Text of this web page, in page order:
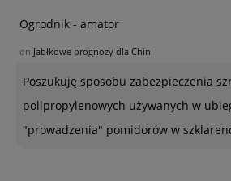
Ogrodnik - amator
on Jabłkowe prognozy dla Chin
Poszukuję sposobu zabezpieczenia
polipropylenowych używanych w
"prowadzenia" pomidorów w